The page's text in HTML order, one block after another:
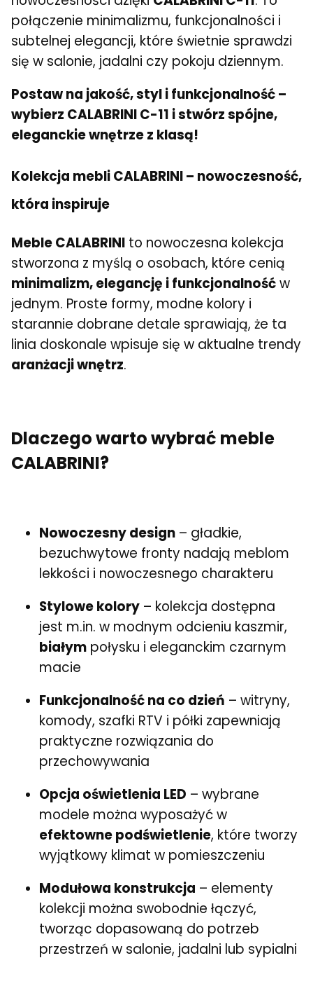
połączenie minimalizmu, funkcjonalności i
subtelnej elegancji, które świetnie sprawdzi
się w salonie, jadalni czy pokoju dziennym.
Postaw na jakość, styl i funkcjonalność –
wybierz CALABRINI C-11 i stwórz spójne,
eleganckie wnętrze z klasą!
Kolekcja mebli CALABRINI – nowoczesność,
która inspiruje
Meble CALABRINI to nowoczesna kolekcja
stworzona z myślą o osobach, które cenią
minimalizm, elegancję i funkcjonalnośćw
jednym. Proste formy, modne kolory i
starannie dobrane detale sprawiają, że ta
linia doskonale wpisuje się w aktualne trendy
aranżacji wnętrz.
Dlaczego warto wybrać meble
CALABRINI?
Nowoczesny design – gładkie,
bezuchwytowe fronty nadają meblom
lekkości i nowoczesnego charakteru
Stylowe kolory – kolekcja dostępna
jest m.in. w modnym odcieniu kaszmir,
białym połysku i eleganckim czarnym
macie
Funkcjonalność na co dzień – witryny,
komody, szafki RTV i półki zapewniają
praktyczne rozwiązania do
przechowywania
Opcja oświetlenia LED – wybrane
modele można wyposażyć w
efektowne podświetlenie, które tworzy
wyjątkowy klimat w pomieszczeniu
Modułowa konstrukcja – elementy
kolekcji można swobodnie łączyć,
tworząc dopasowaną do potrzeb
przestrzeń w salonie, jadalni lub sypialni